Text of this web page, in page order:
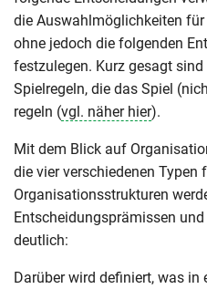
die Auswahlmöglichkeiten
ohne jedoch die folgenden
festzulegen. Kurz gesagt
Spielregeln, die das Spiel
regeln (vgl. näher hier).
Mit dem Blick auf
die vier verschiedenen Typen
Organisationsstrukturen
Entscheidungsprämissen
deutlich:
Darüber wird definiert, was in